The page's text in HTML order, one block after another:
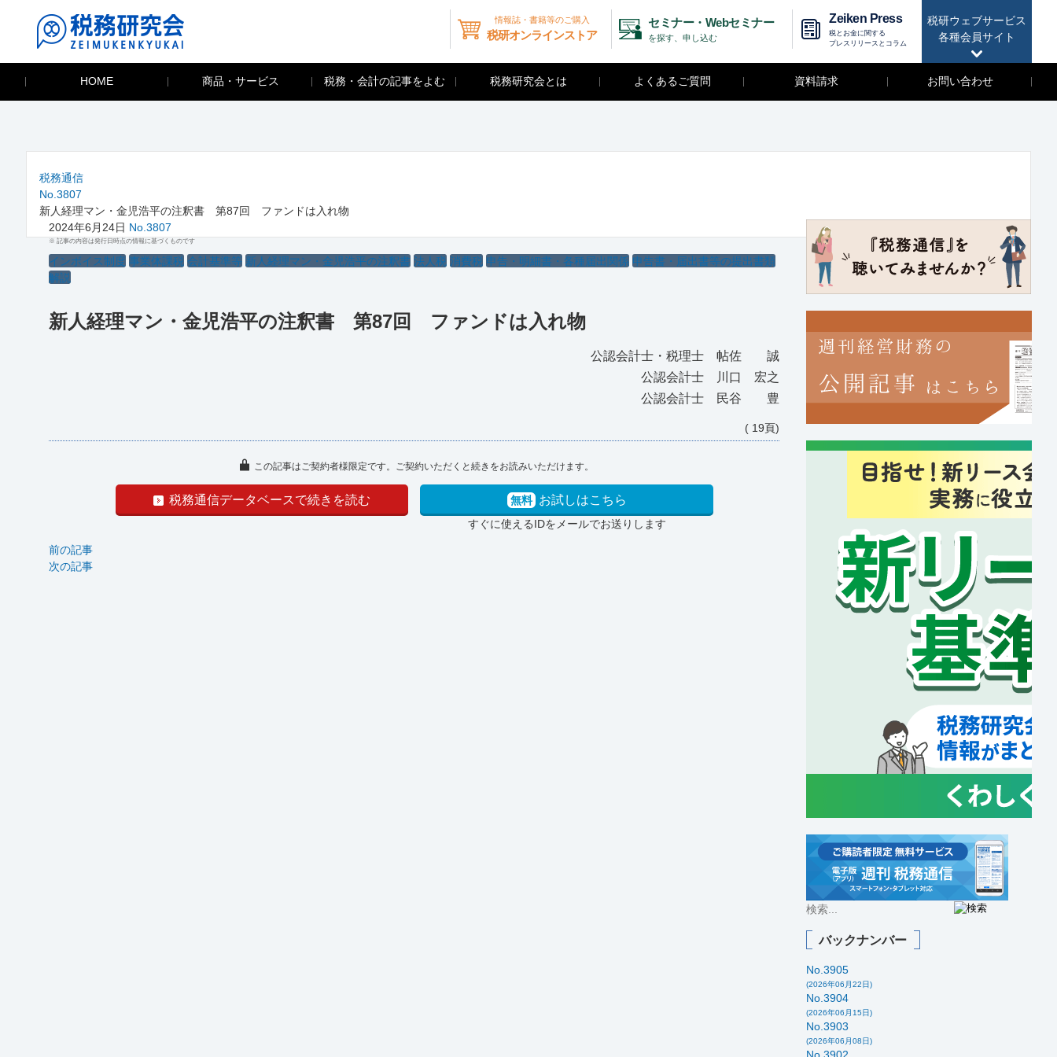
税研ウェブサービス
各種会員サイト
情報誌・書籍等のご購入
税研オンラインストア
セミナー・Webセミナー
を探す、申し込む
Zeiken Press
税とお金に関する
プレスリリースとコラム
HOME 商品・サービス 税務・会計の記事をよむ 税務研究会とは よくあるご質問 資料請求 お問い合わせ
税務通信
No.3807
新人経理マン・金児浩平の注釈書 第87回 ファンドは入れ物
2024年6月24日 No.3807
※ 記事の内容は発行日時点の情報に基づくものです
インボイス制度 事業体課税 会計基準等 新人経理マン・金児浩平の注釈書 法人税 消費税 申告・明細書・各種届出関係 申告書・届出書等の提出書類
解説
新人経理マン・金児浩平の注釈書 第87回 ファンドは入れ物
公認会計士・税理士 帖佐 誠
公認会計士 川口 宏之
公認会計士 民谷 豊
( 19頁)
この記事はご契約者様限定です。ご契約いただくと続きをお読みいただけます。
税務通信データベースで続きを読む 無料 お試しはこちら
すぐに使えるIDをメールでお送りします
前の記事
次の記事
バックナンバー
No.3905
(2026年06月22日)
No.3904
(2026年06月15日)
No.3903
(2026年06月08日)